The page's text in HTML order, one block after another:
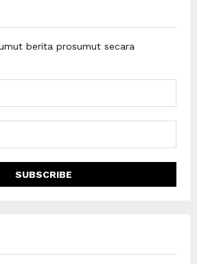
berita prosumut secara